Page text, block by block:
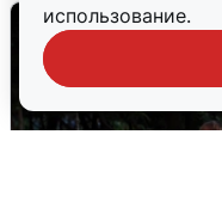
использование.